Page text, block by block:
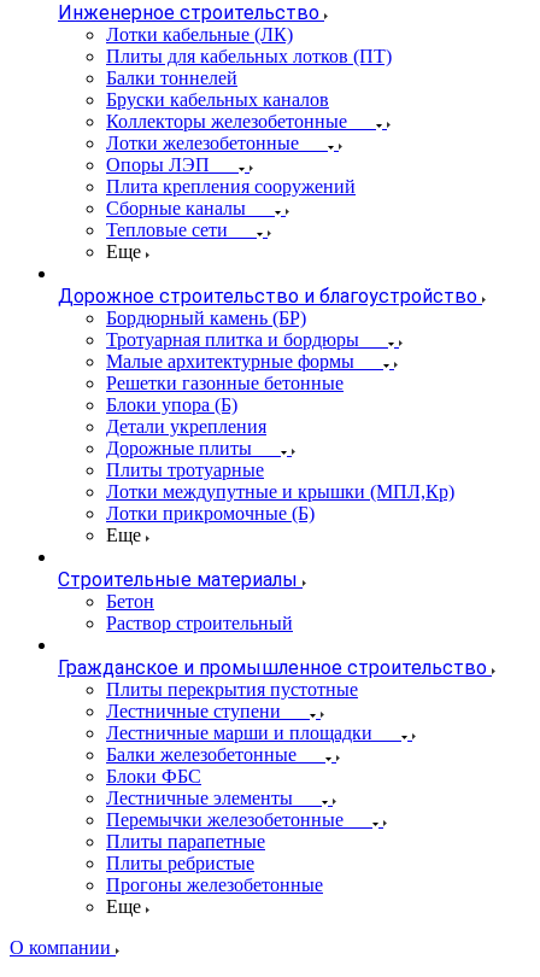
Инженерное строительство
Лотки кабельные (ЛК)
Плиты для кабельных лотков (ПТ)
Балки тоннелей
Бруски кабельных каналов
Коллекторы железобетонные
Лотки железобетонные
Опоры ЛЭП
Плита крепления сооружений
Сборные каналы
Тепловые сети
Еще
Дорожное строительство и благоустройство
Бордюрный камень (БР)
Тротуарная плитка и бордюры
Малые архитектурные формы
Решетки газонные бетонные
Блоки упора (Б)
Детали укрепления
Дорожные плиты
Плиты тротуарные
Лотки междупутные и крышки (МПЛ,Кр)
Лотки прикромочные (Б)
Еще
Строительные материалы
Бетон
Раствор строительный
Гражданское и промышленное строительство
Плиты перекрытия пустотные
Лестничные ступени
Лестничные марши и площадки
Балки железобетонные
Блоки ФБС
Лестничные элементы
Перемычки железобетонные
Плиты парапетные
Плиты ребристые
Прогоны железобетонные
Еще
О компании